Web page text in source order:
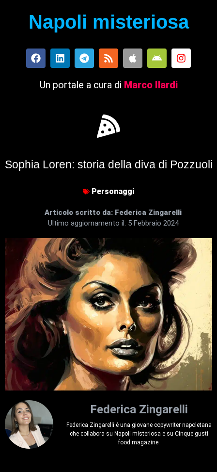
Napoli misteriosa
Un portale a cura di Marco Ilardi
Sophia Loren: storia della diva di Pozzuoli
Personaggi
Articolo scritto da: Federica Zingarelli
Ultimo aggiornamento il: 5 Febbraio 2024
Federica Zingarelli
Federica Zingarelli è una giovane copywriter napoletana
che collabora su Napoli misteriosa e su Cinque gusti
food magazine.